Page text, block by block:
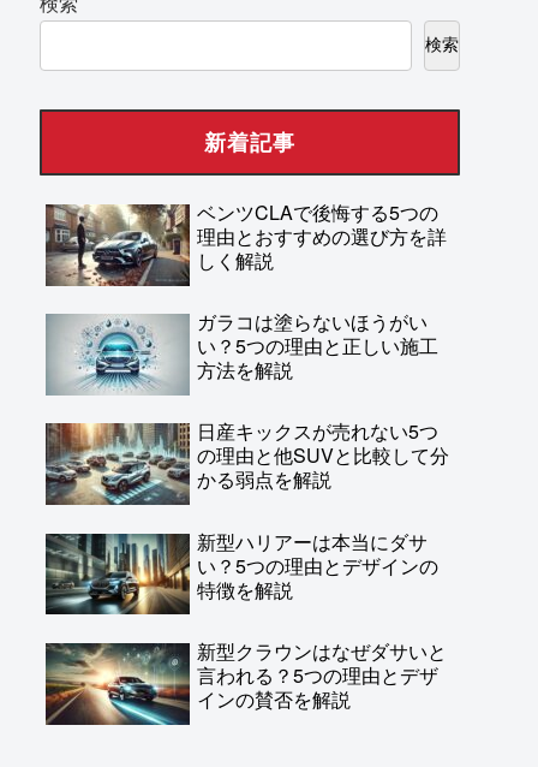
検索
新着記事
ベンツCLAで後悔する5つの
理由とおすすめの選び方を詳
しく解説
ガラコは塗らないほうがい
い？5つの理由と正しい施工
方法を解説
日産キックスが売れない5つ
の理由と他SUVと比較して分
かる弱点を解説
新型ハリアーは本当にダサ
い？5つの理由とデザインの
特徴を解説
新型クラウンはなぜダサいと
言われる？5つの理由とデザ
インの賛否を解説